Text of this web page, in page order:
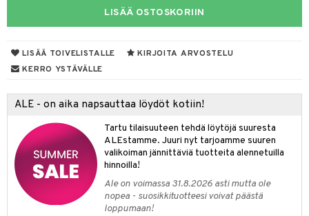
LISÄÄ OSTOSKORIIN
LISÄÄ TOIVELISTALLE
KIRJOITA ARVOSTELU
KERRO YSTÄVÄLLE
ALE - on aika napsauttaa löydöt kotiin!
Tartu tilaisuuteen tehdä löytöjä suuresta
ALEstamme. Juuri nyt tarjoamme suuren
valikoiman jännittäviä tuotteita alennetuilla
hinnoilla!
Ale on voimassa 31.8.2026 asti mutta ole
nopea - suosikkituotteesi voivat päästä
loppumaan!
& Peitot
& Veistokset
Art
& Lyhdyt
& Koukut
& Korit
tekstiilit
& Tyynyliinat
ruokinta
& vastauksia